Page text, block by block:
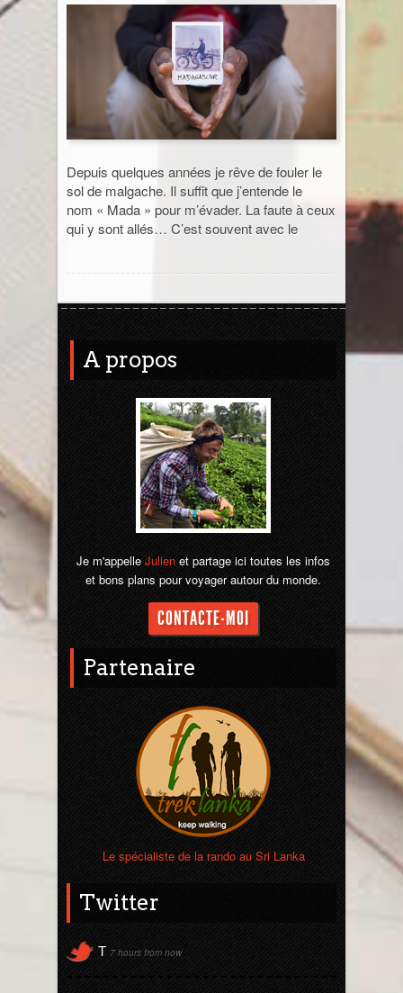
Depuis quelques années je rêve de fouler le
sol de malgache. Il suffit que j’entende le
nom « Mada » pour m’évader. La faute à ceux
qui y sont allés… C’est souvent avec le
A propos
Je m'appelle Julien et partage ici toutes les infos
et bons plans pour voyager autour du monde.
CONTACTE-MOI
Partenaire
Le spécialiste de la rando au Sri Lanka
Twitter
T 7 hours from now